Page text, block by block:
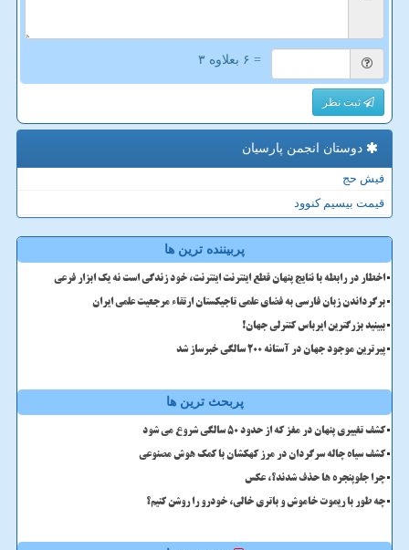
= ۶ بعلاوه ۳
ثبت نظر
دوستان انجمن پارسیان
فیش حج
قیمت بیسیم کنوود
پربیننده ترین ها
اخطار در رابطه با نتایج پنهان قطع اینترنت اینترنت، خود زندگی است نه یک ابزار فرعی
برگرداندن زبان فارسی به فضای علمی تاجیکستان ارتقاء مرجعیت علمی ایران
ببینید بزرگترین ایرباس کنترلی جهان!
پیرترین موجود جهان در آستانه ۲۰۰ سالگی خبرساز شد
پربحث ترین ها
کشف تغییری پنهان در مغز که از حدود 50 سالگی شروع می شود
کشف سیاه چاله سرگردان در مرز کهکشان با کمک هوش مصنوعی
چرا جلوپنجره ها حذف شدند؟، عکس
چه طور با ریموت خاموش و باتری خالی، خودرو را روشن کنیم؟